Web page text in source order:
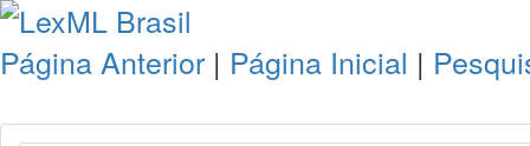
Página Anterior | Página Inicial |